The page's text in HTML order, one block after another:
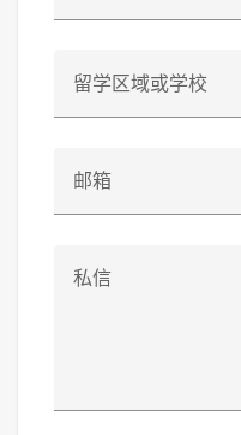
留学区域或学校
邮箱
私信